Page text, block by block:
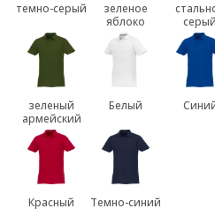
темно-серый
зеленое
яблоко
серый
зеленый
армейский
Белый
Красный Темно-синий